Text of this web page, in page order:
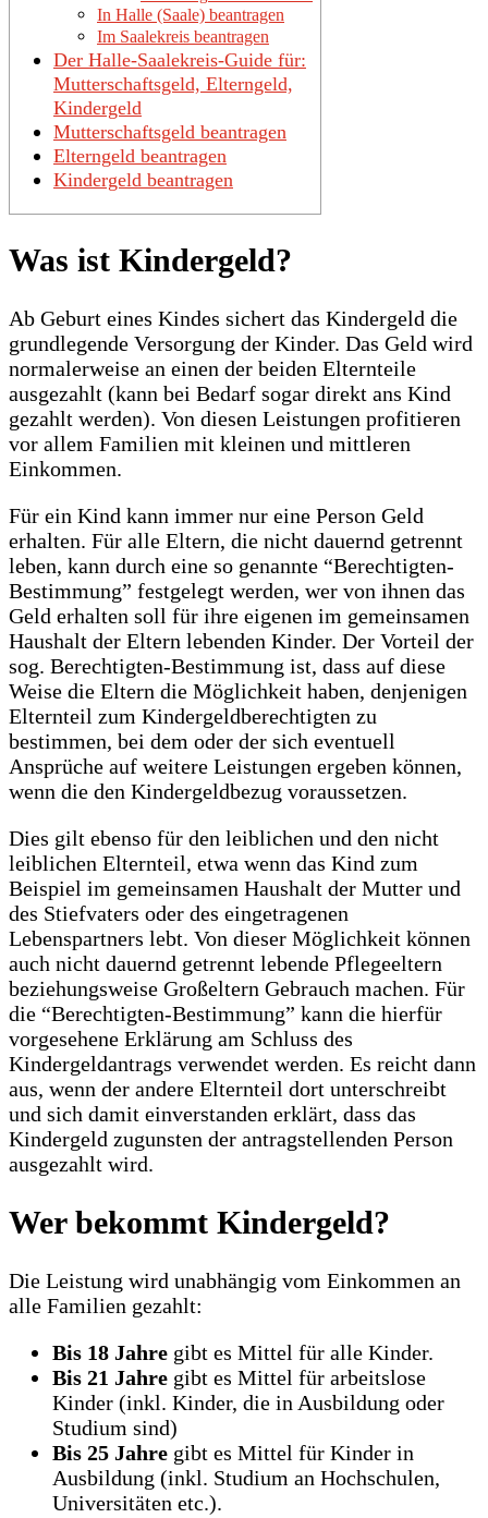
In Halle (Saale) beantragen
Im Saalekreis beantragen
Der Halle-Saalekreis-Guide für:
Mutterschaftsgeld, Elterngeld,
Kindergeld
Mutterschaftsgeld beantragen
Elterngeld beantragen
Kindergeld beantragen
Was ist Kindergeld?
Ab Geburt eines Kindes sichert das Kindergeld die
grundlegende Versorgung der Kinder. Das Geld wird
normalerweise an einen der beiden Elternteile
ausgezahlt (kann bei Bedarf sogar direkt ans Kind
gezahlt werden). Von diesen Leistungen profitieren
vor allem Familien mit kleinen und mittleren
Einkommen.
Für ein Kind kann immer nur eine Person Geld
erhalten. Für alle Eltern, die nicht dauernd getrennt
leben, kann durch eine so genannte “Berechtigten-
Bestimmung” festgelegt werden, wer von ihnen das
Geld erhalten soll für ihre eigenen im gemeinsamen
Haushalt der Eltern lebenden Kinder. Der Vorteil der
sog. Berechtigten-Bestimmung ist, dass auf diese
Weise die Eltern die Möglichkeit haben, denjenigen
Elternteil zum Kindergeldberechtigten zu
bestimmen, bei dem oder der sich eventuell
Ansprüche auf weitere Leistungen ergeben können,
wenn die den Kindergeldbezug voraussetzen.
Dies gilt ebenso für den leiblichen und den nicht
leiblichen Elternteil, etwa wenn das Kind zum
Beispiel im gemeinsamen Haushalt der Mutter und
des Stiefvaters oder des eingetragenen
Lebenspartners lebt. Von dieser Möglichkeit können
auch nicht dauernd getrennt lebende Pflegeeltern
beziehungsweise Großeltern Gebrauch machen. Für
die “Berechtigten-Bestimmung” kann die hierfür
vorgesehene Erklärung am Schluss des
Kindergeldantrags verwendet werden. Es reicht dann
aus, wenn der andere Elternteil dort unterschreibt
und sich damit einverstanden erklärt, dass das
Kindergeld zugunsten der antragstellenden Person
ausgezahlt wird.
Wer bekommt Kindergeld?
Die Leistung wird unabhängig vom Einkommen an
alle Familien gezahlt:
Bis 18 Jahre gibt es Mittel für alle Kinder.
Bis 21 Jahre gibt es Mittel für arbeitslose
Kinder (inkl. Kinder, die in Ausbildung oder
Studium sind)
Bis 25 Jahre gibt es Mittel für Kinder in
Ausbildung (inkl. Studium an Hochschulen,
Universitäten etc.).